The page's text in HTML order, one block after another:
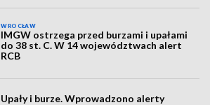
WROCŁAW
IMGW ostrzega przed burzami i upałami
do 38 st. C. W 14 województwach alert
RCB
Upały i burze. Wprowadzono alerty